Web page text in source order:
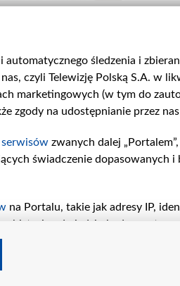
Brawa dla Kamila!
W 1934. odcinku Zduńscy...
śledzenia i
czyli Telewizję Polską S.A. w
marketingowych (w tym do
zgody na udostępnianie przez
serwisów zwanych dalej
świadczenie dopasowanych i
na Portalu, takie jak adresy IP,
odwiedzin będą
informacji na
profilu spersonalizowanych